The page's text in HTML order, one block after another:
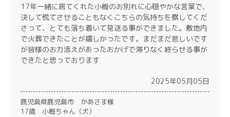
17年一緒に居てくれた小梅のお別れに心穏やかな言葉で、
決して慌てさせることもなくこちらの気持ちを察してくだ
さって、とても落ち着いて見送る事ができました。敷地内
で火葬できたことが嬉しかったです。まだまだ悲しいです
が皆様のお力添えがあったおかげで滞りなく終らせる事が
できたと思っております
2025年05月05日
鹿児島県鹿児島市 かあさま様
17歳 小梅ちゃん（犬）